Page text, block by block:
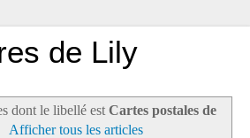
de Lily
dont le libellé est Cartes postales de
Afficher tous les articles